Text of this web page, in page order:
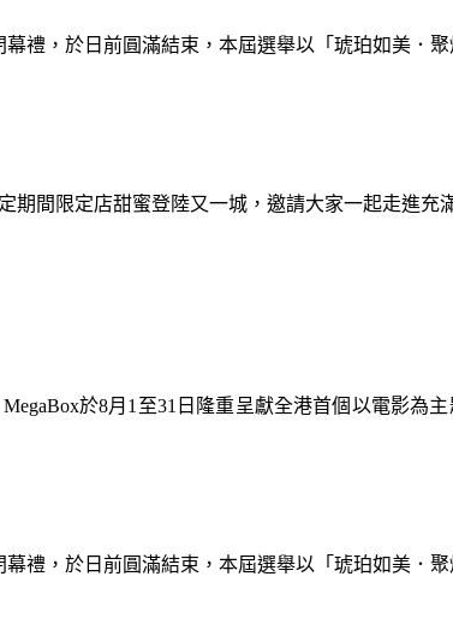
禮，於日前圓滿結束，本屆選舉以「琥珀如美．
於8月1至31日隆重呈獻全港首個以電影為
期間限定店甜蜜登陸又一城，邀請大家一起走進
禮，於日前圓滿結束，本屆選舉以「琥珀如美．